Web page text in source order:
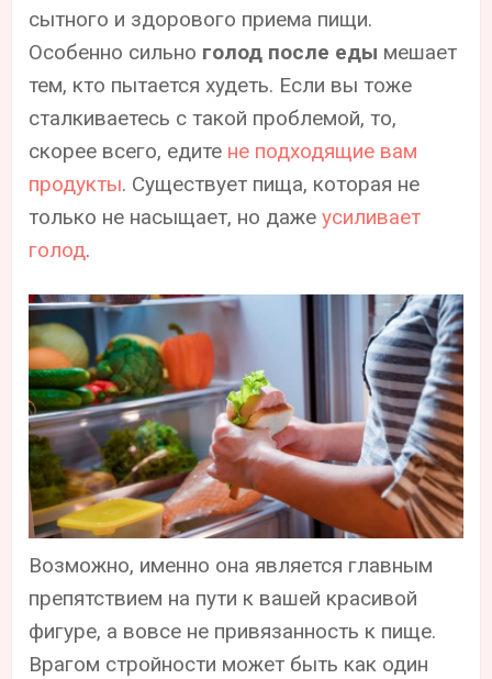
сытного и здорового приема пищи.
Особенно сильно голод после еды мешает
тем, кто пытается худеть. Если вы тоже
сталкиваетесь с такой проблемой, то,
скорее всего, едите не подходящие вам
продукты. Существует пища, которая не
только не насыщает, но дажеусиливает
голод.
Возможно, именно она является главным
препятствием на пути к вашей красивой
фигуре, а вовсе не привязанность к пище.
Врагом стройности может быть как один